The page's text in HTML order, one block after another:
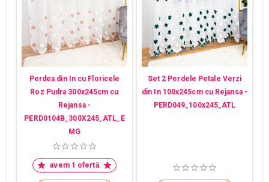
Perdea din In cu Floricele
Roz Pudra 300x245cm cu
Rejansa -
PERD0104B_300X245_ATL_E
MG
avem 1 ofertă
Set 2 Perdele Petale Verzi
din In 100x245cm cu Rejansa -
PERD049_100x245_ATL